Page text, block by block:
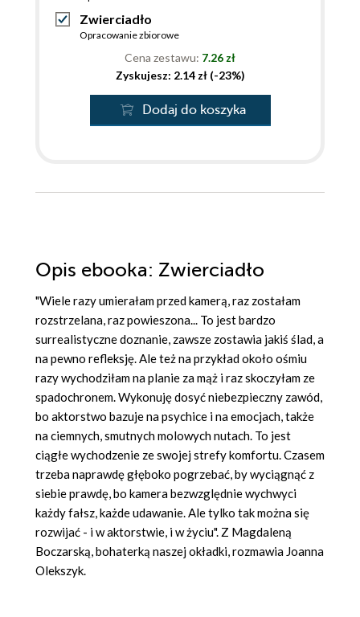
Zwierciadło
Opracowanie zbiorowe
Cena zestawu: 7.26 zł
Zyskujesz: 2.14 zł (-23%)
Dodaj do koszyka
Opis ebooka: Zwierciadło
"Wiele razy umierałam przed kamerą, raz zostałam
rozstrzelana, raz powieszona... To jest bardzo
surrealistyczne doznanie, zawsze zostawia jakiś ślad, a
na pewno refleksję. Ale też na przykład około ośmiu
razy wychodziłam na planie za mąż i raz skoczyłam ze
spadochronem. Wykonuję dosyć niebezpieczny zawód,
bo aktorstwo bazuje na psychice i na emocjach, także
na ciemnych, smutnych molowych nutach. To jest
ciągłe wychodzenie ze swojej strefy komfortu. Czasem
trzeba naprawdę głęboko pogrzebać, by wyciągnąć z
siebie prawdę, bo kamera bezwzględnie wychwyci
każdy fałsz, każde udawanie. Ale tylko tak można się
rozwijać - i w aktorstwie, i w życiu". Z Magdaleną
Boczarską, bohaterką naszej okładki, rozmawia Joanna
Olekszyk.